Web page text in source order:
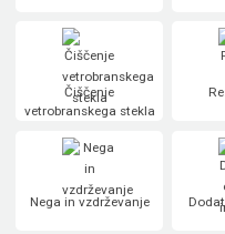
Čiščenje
vetrobranskega stekla
Nega in vzdrževanje